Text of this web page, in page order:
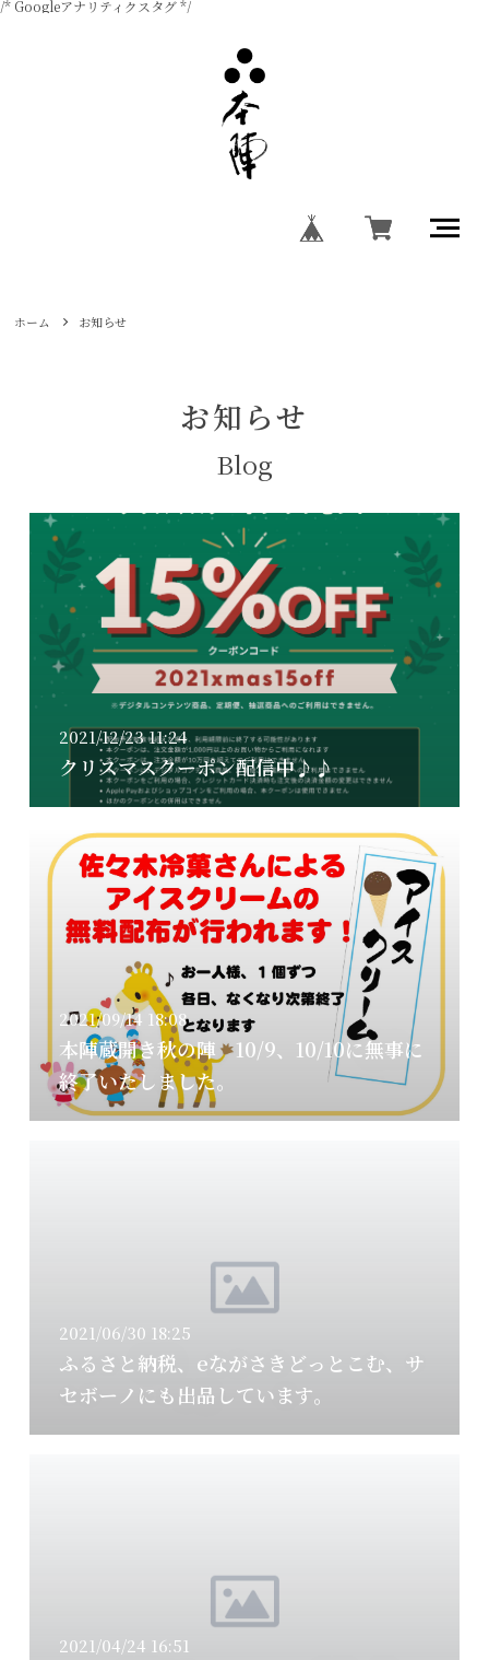
/* Googleアナリティクスタグ */
ホーム お知らせ
お知らせ
Blog
クリスマスクーポン配信中♪♪
2021/12/23 11:24
本陣蔵開き秋の陣 10/9、10/10に無事に
終了いたしました。
2021/09/14 18:08
ふるさと納税、eながさきどっとこむ、サ
セボーノにも出品しています。
2021/06/30 18:25
2021/04/24 16:51